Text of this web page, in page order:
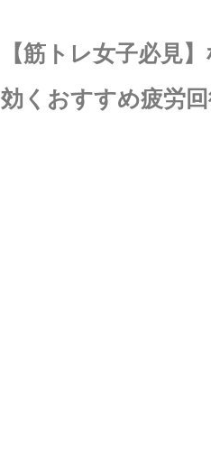
【筋トレ女子必見
効くおすすめ疲労